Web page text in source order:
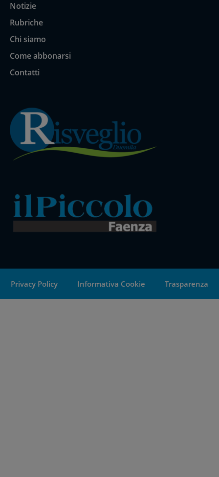
Notizie
Rubriche
Chi siamo
Come abbonarsi
Contatti
Privacy Policy Informativa Cookie Trasparenza